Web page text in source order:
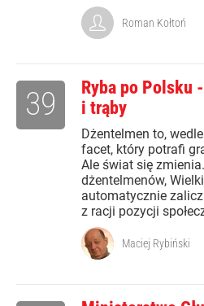
Roman Kołtoń
Ryba po Polsku
i trąby
Dżentelmen to,
facet, który potrafi
Ale świat się
dżentelmenów,
automatycznie
z racji pozycji
39
Maciej Rybiński